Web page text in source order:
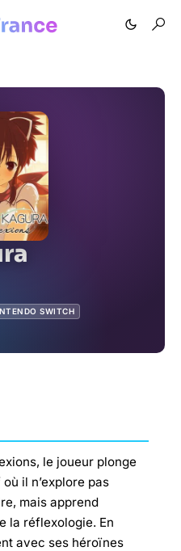
SWITCH
le joueur plonge
il n’explore pas
mais apprend
la réflexologie. En
avec ses héroïnes